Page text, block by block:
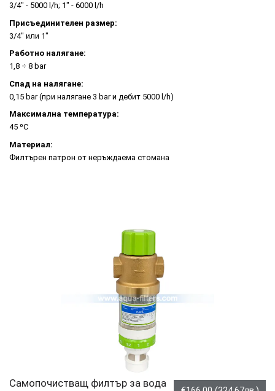
3/4" - 5000 l/h; 1" - 6000 l/h
Присъединителен размер:
3/4" или 1"
Работно налягане:
1,8 ÷ 8 bar
Спад на налягане:
0,15 bar (при налягане 3 bar и дебит 5000 l/h)
Максимална температура:
45 ºC
Материал:
Филтърен патрон от неръждаема стомана
Самопочистващ филтър за вода